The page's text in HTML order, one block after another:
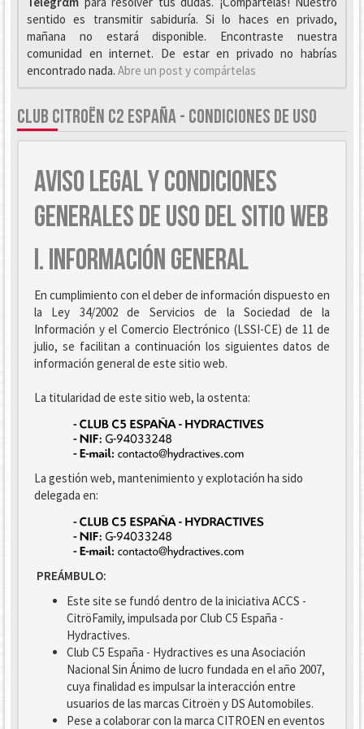
sentido es transmitir sabiduría. Si lo haces en privado,
mañana no estará disponible. Encontraste nuestra
comunidad en internet. De estar en privado no habrías
encontrado nada. Abre un post y compártelas
CLUB CITROËN C2 ESPAÑA - CONDICIONES DE USO
AVISO LEGAL Y CONDICIONES
GENERALES DE USO DEL SITIO WEB
I. INFORMACIÓN GENERAL
En cumplimiento con el deber de información dispuesto en
la Ley 34/2002 de Servicios de la Sociedad de la
Información y el Comercio Electrónico (LSSI-CE) de 11 de
julio, se facilitan a continuación los siguientes datos de
información general de este sitio web.
La titularidad de este sitio web, la ostenta:
La gestión web, mantenimiento y explotación ha sido
delegada en:
PREÁMBULO:
Este site se fundó dentro de la iniciativa ACCS -
CitröFamily, impulsada por Club C5 España -
Hydractives.
Club C5 España - Hydractives es una Asociación
Nacional Sin Ánimo de lucro fundada en el año 2007,
cuya finalidad es impulsar la interacción entre
usuarios de las marcas Citroën y DS Automobiles.
Pese a colaborar con la marca CITROEN en eventos